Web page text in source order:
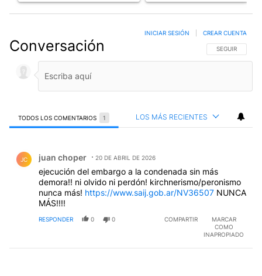
Conversación SIGA ESTA
SEGUIR
INICIAR SESIÓN CREAR CUENTA
TODOS LOS COMENTARIOS 1 LOS MÁS RECIENTES
JC juan choper 20 DE ABRIL DE 2026
ejecución del embargo a la condenada sin más
demora!! ni olvido ni perdón! kirchnerismo/peronismo
nunca más! https://www.saij.gob.ar/NV36507 NUNCA
MÁS!!!!
RESPONDER 0 0 COMPARTIR
MARCAR
COMO
INAPROPIADO